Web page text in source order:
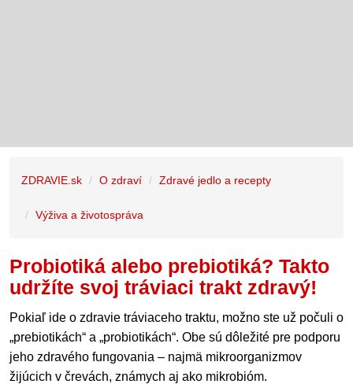
ZDRAVIE.sk O zdraví Zdravé jedlo a recepty
Výživa a životospráva
Probiotiká alebo prebiotiká? Takto
udržíte svoj tráviaci trakt zdravý!
Pokiaľ ide o zdravie tráviaceho traktu, možno ste už počuli o
„prebiotikách“ a „probiotikách“. Obe sú dôležité pre podporu
jeho zdravého fungovania – najmä mikroorganizmov
žijúcich v črevách, známych aj ako mikrobióm.